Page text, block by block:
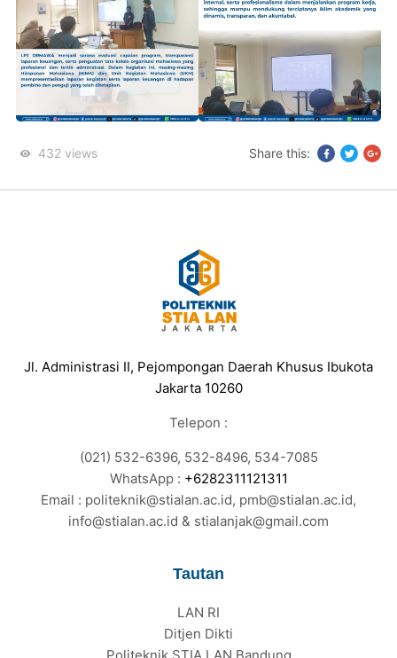
432 views Share this:
Jl. Administrasi II, Pejompongan Daerah Khusus Ibukota
Jakarta 10260
Telepon :
(021) 532-6396, 532-8496, 534-7085
WhatsApp : +6282311121311
Email : politeknik@stialan.ac.id, pmb@stialan.ac.id,
info@stialan.ac.id & stialanjak@gmail.com
Tautan
LAN RI
Ditjen Dikti